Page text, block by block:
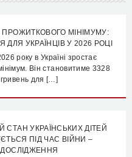
ПРОЖИТКОВОГО МІНІМУМУ:
ДЛЯ УКРАЇНЦІВ У 2026 РОЦІ
року в Україні зростає
Він становитиме 3328
гривень для […]
СТАН УКРАЇНСЬКИХ ДІТЕЙ
ПІД ЧАС ВІЙНИ –
ДОСЛІДЖЕННЯ